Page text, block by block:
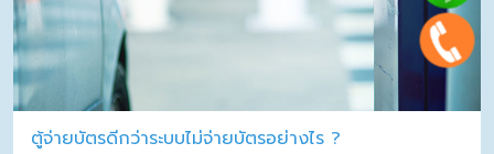
ตู้จ่ายบัตรดีกว่าระบบไม่จ่ายบัตรอย่างไร ?